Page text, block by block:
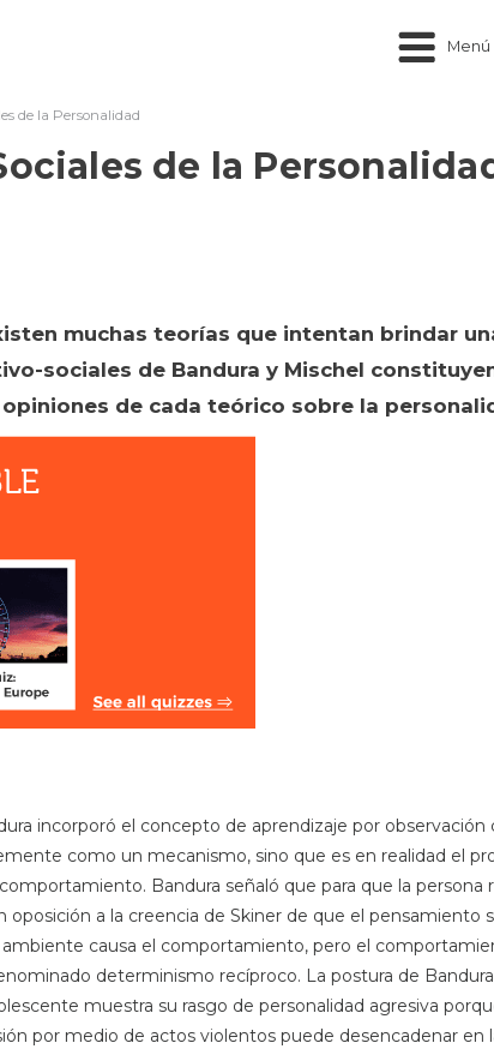
Menú
de la Personalidad
de la
muchas teorías que intentan brindar
sociales de Bandura y Mischel
de cada teórico sobre la
incorporó el concepto de aprendizaje por
como un mecanismo, sino que es en realidad el
Bandura señaló que para que la
a la creencia de Skiner de que el pensamiento
causa el comportamiento, pero el
determinismo recíproco. La postura de
muestra su rasgo de personalidad agresiva
por medio de actos violentos puede desencadenar